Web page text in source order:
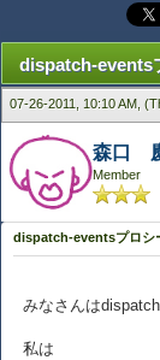
dispatch-events
07-26-2011, 10:10 AM,
森口
Member
dispatch-eventsプロシ
みなさんは
私は